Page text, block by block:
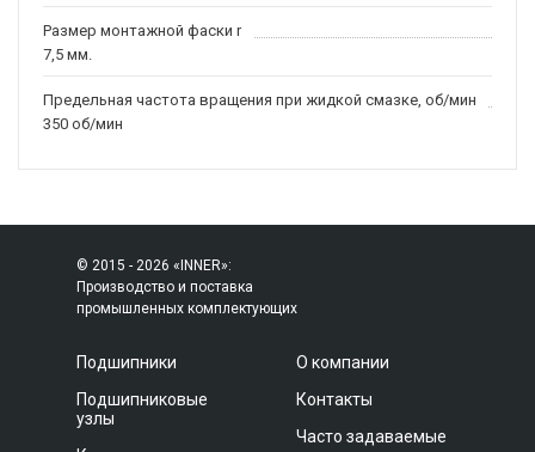
Размер монтажной фаски r
7,5 мм.
Предельная частота вращения при жидкой смазке, об/мин
350 об/мин
© 2015 - 2026 «INNER»:
Производство и поставка
промышленных комплектующих
Подшипники
Подшипниковые
узлы
О компании
Контакты
Часто задаваемые